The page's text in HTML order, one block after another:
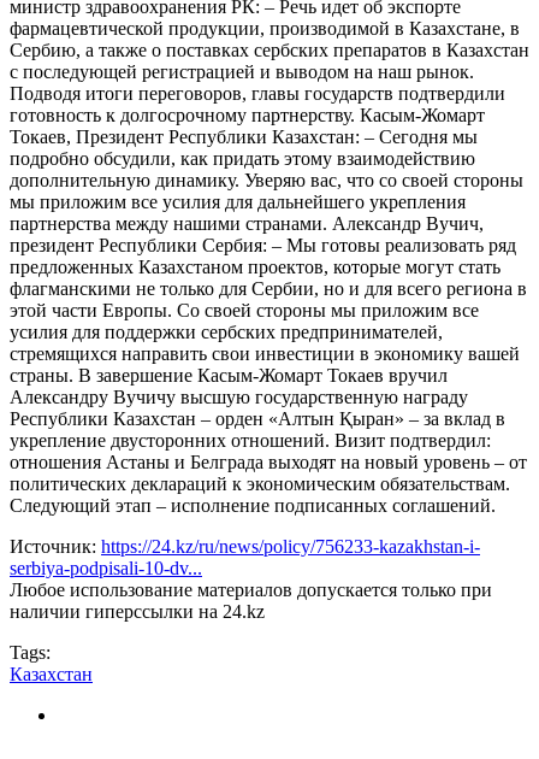
министр здравоохранения РК: – Речь идет об экспорте
фармацевтической продукции, производимой в Казахстане, в
Сербию, а также о поставках сербских препаратов в Казахстан
с последующей регистрацией и выводом на наш рынок.
Подводя итоги переговоров, главы государств подтвердили
готовность к долгосрочному партнерству. Касым-Жомарт
Токаев, Президент Республики Казахстан: – Сегодня мы
подробно обсудили, как придать этому взаимодействию
дополнительную динамику. Уверяю вас, что со своей стороны
мы приложим все усилия для дальнейшего укрепления
партнерства между нашими странами. Александр Вучич,
президент Республики Сербия: – Мы готовы реализовать ряд
предложенных Казахстаном проектов, которые могут стать
флагманскими не только для Сербии, но и для всего региона в
этой части Европы. Со своей стороны мы приложим все
усилия для поддержки сербских предпринимателей,
стремящихся направить свои инвестиции в экономику вашей
страны. В завершение Касым-Жомарт Токаев вручил
Александру Вучичу высшую государственную награду
Республики Казахстан – орден «Алтын Қыран» – за вклад в
укрепление двусторонних отношений. Визит подтвердил:
отношения Астаны и Белграда выходят на новый уровень – от
политических деклараций к экономическим обязательствам.
Следующий этап – исполнение подписанных соглашений.
Источник: https://24.kz/ru/news/policy/756233-kazakhstan-i-
serbiya-podpisali-10-dv...
Любое использование материалов допускается только при
наличии гиперссылки на 24.kz
Tags:
Казахстан